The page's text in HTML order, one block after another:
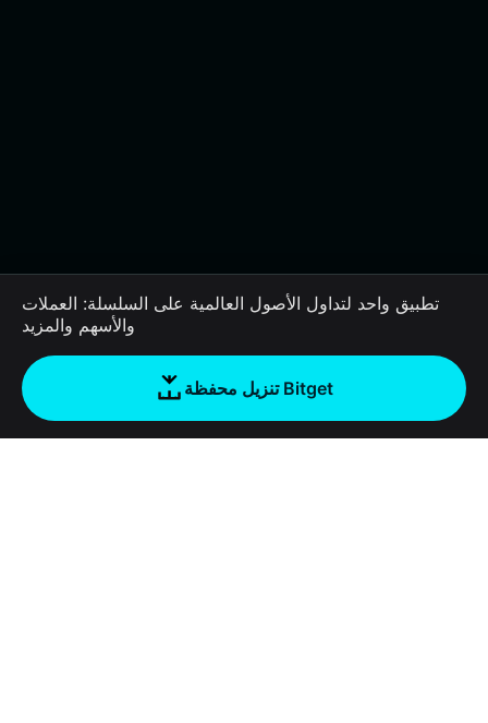
تطبيق واحد لتداول الأصول العالمية على السلسلة: العملات
والأسهم والمزيد
تنزيل محفظة Bitget